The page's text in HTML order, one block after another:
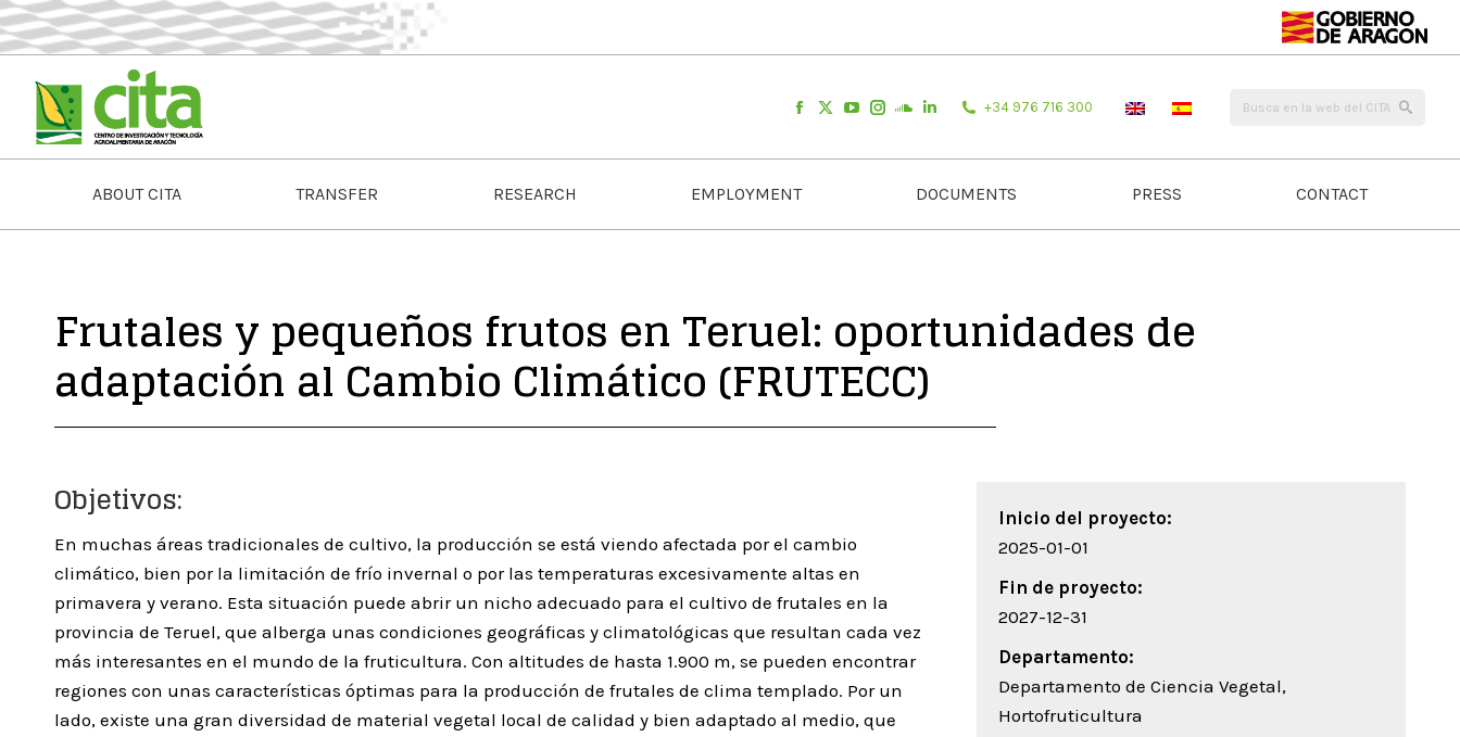
+34 976 716 300
ABOUT CITA TRANSFER RESEARCH EMPLOYMENT DOCUMENTS PRESS CONTACT
Frutales y pequeños frutos en Teruel: oportunidades de
adaptación al Cambio Climático (FRUTECC)
Objetivos:
En muchas áreas tradicionales de cultivo, la producción se está viendo afectada por el cambio
climático, bien por la limitación de frío invernal o por las temperaturas excesivamente altas en
primavera y verano. Esta situación puede abrir un nicho adecuado para el cultivo de frutales en la
provincia de Teruel, que alberga unas condiciones geográficas y climatológicas que resultan cada vez
más interesantes en el mundo de la fruticultura. Con altitudes de hasta 1.900 m, se pueden encontrar
regiones con unas características óptimas para la producción de frutales de clima templado. Por un
lado, existe una gran diversidad de material vegetal local de calidad y bien adaptado al medio, que
Inicio del proyecto:
2025-01-01
Fin de proyecto:
2027-12-31
Departamento:
Departamento de Ciencia Vegetal,
Hortofruticultura